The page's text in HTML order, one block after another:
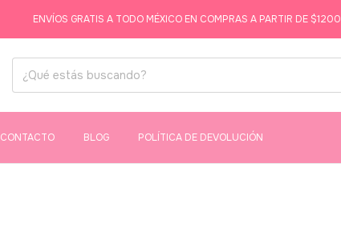
ENVÍOS GRATIS A TODO MÉXICO EN COMPRAS A PARTIR DE $1200
CONTACTO BLOG POLÍTICA DE DEVOLUCIÓN